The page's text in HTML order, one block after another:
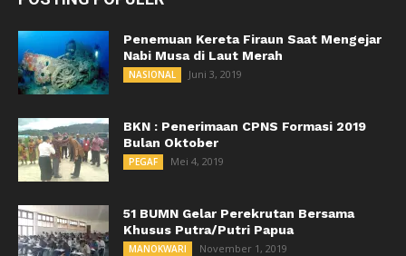
Penemuan Kereta Firaun Saat Mengejar
Nabi Musa di Laut Merah
NASIONAL Juni 3, 2019
BKN : Penerimaan CPNS Formasi 2019
Bulan Oktober
PEGAF Mei 4, 2019
51 BUMN Gelar Perekrutan Bersama
Khusus Putra/Putri Papua
MANOKWARI November 1, 2019